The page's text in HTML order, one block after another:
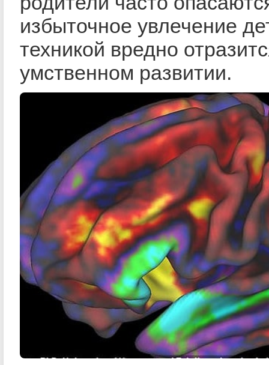
избыточное увлечение
техникой вредно
умственном развитии.